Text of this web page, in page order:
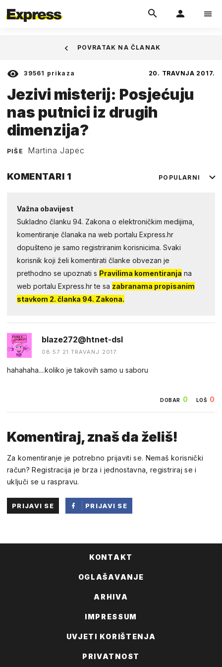
39561 prikaza 20. TRAVNJA 2017.
Jezivi misterij: Posjećuju
nas putnici iz drugih
dimenzija?
PIŠE Martina Japec
POVRATAK NA ČLANAK
KOMENTARI 1 POPULARNI
Važna obavijest
Sukladno članku 94. Zakona o elektroničkim medijima,
komentiranje članaka na web portalu Express.hr
dopušteno je samo registriranim korisnicima. Svaki
korisnik koji želi komentirati članke obvezan je
prethodno se upoznati s Pravilima komentiranja na
web portalu Express.hr te sa zabranama propisanim
stavkom 2. članka 94. Zakona.
blaze272@htnet-dsl
08:57 21.TRAVANJ 2017.
hahahaha....koliko je takovih samo u saboru
DOBAR 0 LOŠ 0
Komentiraj, znaš da želiš!
Za komentiranje je potrebno prijaviti se. Nemaš korisnički
račun? Registracija je brza i jednostavna, registriraj se i
uključi se u raspravu.
PRIJAVI SE
PRIJAVI SE
KONTAKT
OGLAŠAVANJE
ARHIVA
IMPRESSUM
UVJETI KORIŠTENJA
PRIVATNOST